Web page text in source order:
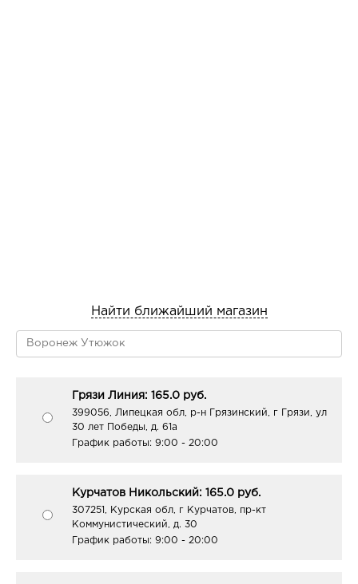
Найти ближайший магазин
Грязи Линия: 165.0 руб.
399056, Липецкая обл, р-н Грязинский, г Грязи, ул
30 лет Победы, д. 61а
График работы: 9:00 - 20:00
Курчатов Никольский: 165.0 руб.
307251, Курская обл, г Курчатов, пр-кт
Коммунистический, д. 30
График работы: 9:00 - 20:00